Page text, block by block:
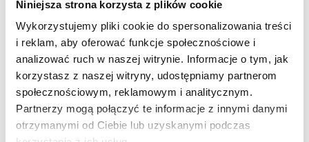
Niniejsza strona korzysta z plików cookie
Wykorzystujemy pliki cookie do spersonalizowania treści
i reklam, aby oferować funkcje społecznościowe i
analizować ruch w naszej witrynie. Informacje o tym, jak
korzystasz z naszej witryny, udostępniamy partnerom
społecznościowym, reklamowym i analitycznym.
Partnerzy mogą połączyć te informacje z innymi danymi
otrzymanymi od Ciebie lub uzyskanymi podczas